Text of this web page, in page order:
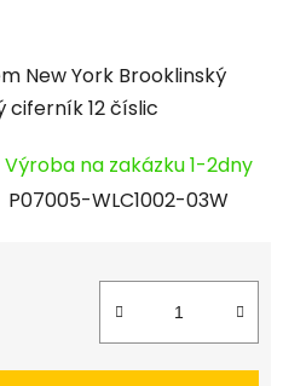
New York Brooklinský
12 číslic
Výroba na zakázku 1-2dny
P07005-WLC1002-03W